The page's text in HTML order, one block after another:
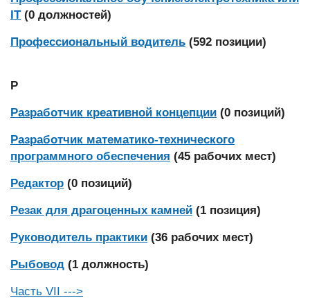
IT (0 должностей)
Профессиональный водитель (592 позиции)
Р
Разработчик креативной концепции (0 позиций)
Разработчик математико-технического
программного обеспечения (45 рабочих мест)
Редактор (0 позиций)
Резак для драгоценных камней (1 позиция)
Руководитель практики (36 рабочих мест)
Рыбовод (1 должность)
Часть VII --->